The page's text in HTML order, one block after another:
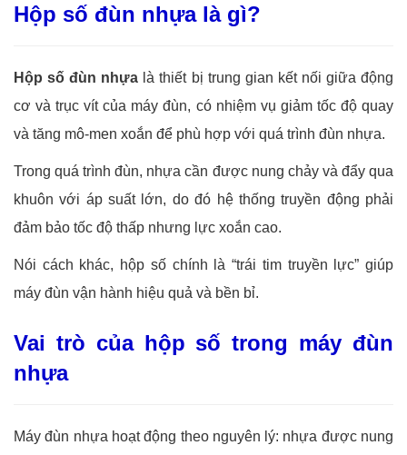
Hộp số đùn nhựa là gì?
Hộp số đùn nhựa là thiết bị trung gian kết nối giữa động
cơ và trục vít của máy đùn, có nhiệm vụ giảm tốc độ quay
và tăng mô-men xoắn để phù hợp với quá trình đùn nhựa.
Trong quá trình đùn, nhựa cần được nung chảy và đẩy qua
khuôn với áp suất lớn, do đó hệ thống truyền động phải
đảm bảo tốc độ thấp nhưng lực xoắn cao.
Nói cách khác, hộp số chính là “trái tim truyền lực” giúp
máy đùn vận hành hiệu quả và bền bỉ.
Vai trò của hộp số trong máy đùn
nhựa
Máy đùn nhựa hoạt động theo nguyên lý: nhựa được nung